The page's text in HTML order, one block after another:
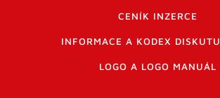
CENÍK INZERCE
INFORMACE A KODEX
LOGO A LOGO MANUÁL